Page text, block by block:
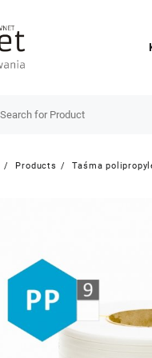
Products Taśma